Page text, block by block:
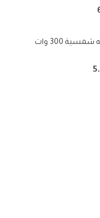
هو:300 وات
السعر